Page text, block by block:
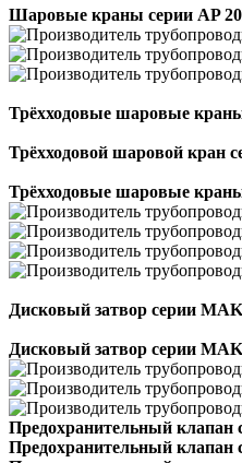
Шаровые краны серии AP
Трёхходовые шаровые
Трёхходовой шаровой кран
Трёхходовые шаровые
Дисковый затвор серии MAK
Дисковый затвор серии
Предохранительный клапан
Предохранительный клапан